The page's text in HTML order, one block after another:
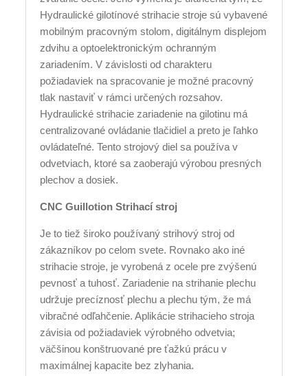
Hydraulické gilotínové strihacie stroje sú vybavené
mobilným pracovným stolom, digitálnym displejom
zdvihu a optoelektronickým ochranným
zariadením. V závislosti od charakteru
požiadaviek na spracovanie je možné pracovný
tlak nastaviť v rámci určených rozsahov.
Hydraulické strihacie zariadenie na gilotinu má
centralizované ovládanie tlačidiel a preto je ľahko
ovládateľné. Tento strojový diel sa používa v
odvetviach, ktoré sa zaoberajú výrobou presných
plechov a dosiek.
CNC Guillotion Strihací stroj
Je to tiež široko používaný strihový stroj od
zákazníkov po celom svete. Rovnako ako iné
strihacie stroje, je vyrobená z ocele pre zvýšenú
pevnosť a tuhosť. Zariadenie na strihanie plechu
udržuje precíznosť plechu a plechu tým, že má
vibračné odľahčenie. Aplikácie strihacieho stroja
závisia od požiadaviek výrobného odvetvia;
väčšinou konštruované pre ťažkú ​​prácu v
maximálnej kapacite bez zlyhania.